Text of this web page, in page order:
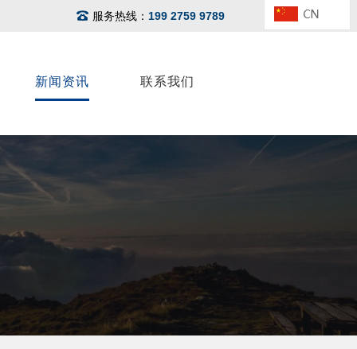
服务热线： 199 2759 9789
新闻资讯 联系我们